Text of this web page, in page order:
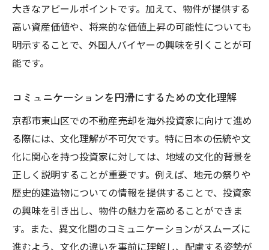
大きなアピールポイントです。加えて、物件が提供する
高い資産価値や、将来的な価値上昇の可能性についても
明示することで、外国人バイヤーの興味を引くことが可
能です。
コミュニケーションを円滑にするための文化理解
京都市東山区での不動産売却を海外投資家に向けて進め
る際には、文化理解が不可欠です。特に日本の伝統や文
化に関心を持つ投資家に対しては、地域の文化的背景を
正しく説明することが重要です。例えば、地元の祭りや
歴史的建造物についての情報を提供することで、投資家
の興味を引き出し、物件の魅力を高めることができま
す。また、異文化間のコミュニケーションがスムーズに
進むよう、文化の違いを事前に理解し、配慮する姿勢が